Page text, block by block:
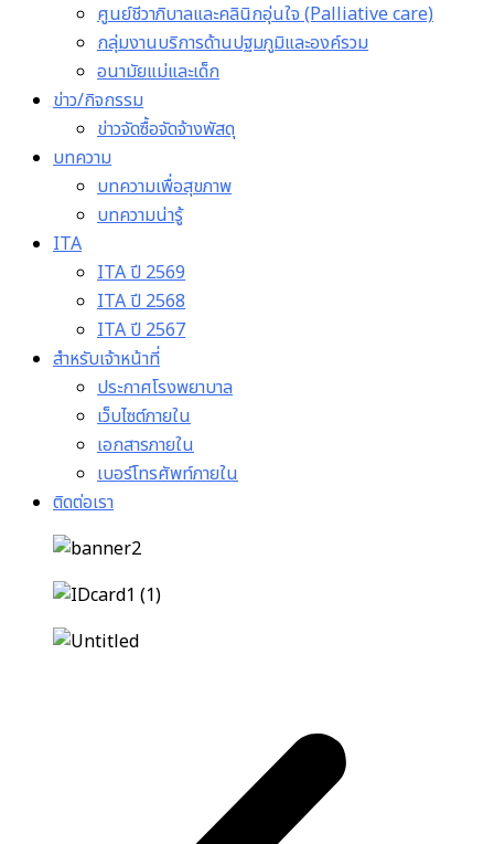
ศูนย์ชีวาภิบาลและคลินิกอุ่นใจ (Palliative care)
กลุ่มงานบริการด้านปฐมภูมิและองค์รวม
อนามัยแม่และเด็ก
ข่าว/กิจกรรม
ข่าวจัดซื้อจัดจ้างพัสดุ
บทความ
บทความเพื่อสุขภาพ
บทความน่ารู้
ITA
ITA ปี 2569
ITA ปี 2568
ITA ปี 2567
สำหรับเจ้าหน้าที่
ประกาศโรงพยาบาล
เว็บไซต์ภายใน
เอกสารภายใน
เบอร์โทรศัพท์ภายใน
ติดต่อเรา